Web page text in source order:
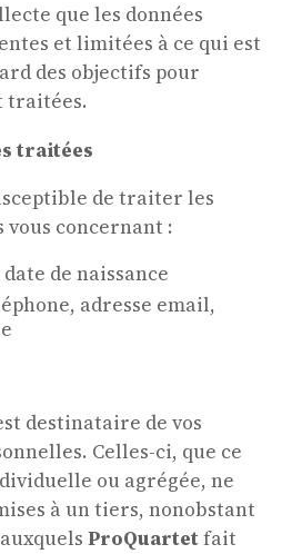
que les données
et limitées à ce qui est
des objectifs pour
traitées.
traitées
de traiter les
vous concernant :
de naissance
adresse email,
destinataire de vos
Celles-ci, que ce
ou agrégée, ne
à un tiers, nonobstant
ProQuartetfait